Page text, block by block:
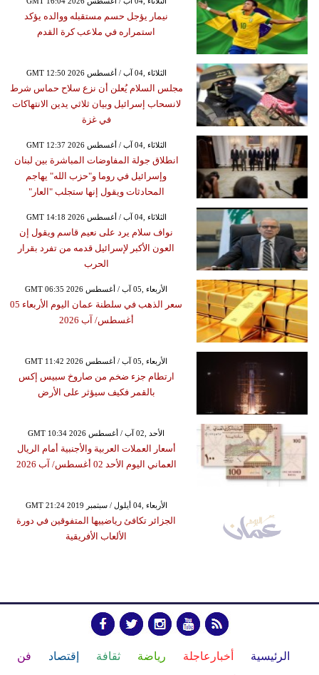
نيمار يؤجل حسم مستقبله ووالده يؤكد
استمراره في ملاعب كرة القدم
GMT 12:50 2026 الثلاثاء ,04 آب / أغسطس
مجلس السلام يُعلن أن نزع سلاح حماس شرط
لانسحاب إسرائيل وبيان ثلاثي يدين الانتهاكات
في غزة
GMT 12:37 2026 الثلاثاء ,04 آب / أغسطس
انطلاق جولة المفاوضات المباشرة بين لبنان
وإسرائيل في روما و"حزب الله" يهاجم
المحادثات ويقول إنها ستجلب "العار"
GMT 14:18 2026 الثلاثاء ,04 آب / أغسطس
نواف سلام يرد على نعيم قاسم ويقول إن
العون الأكبر لإسرائيل قدمه من تفرد بقرار
الحرب
GMT 06:35 2026 الأربعاء ,05 آب / أغسطس
سعر الذهب في سلطنة عمان اليوم الأربعاء 05
أغسطس/ آب 2026
GMT 11:42 2026 الأربعاء ,05 آب / أغسطس
ارتطام جزء ضخم من صاروخ سبيس إكس
بالقمر فكيف سيؤثر على الأرض
GMT 10:34 2026 الأحد ,02 آب / أغسطس
أسعار العملات العربية والأجنبية أمام الريال
العماني اليوم الأحد 02 أغسطس/ آب 2026
GMT 21:24 2019 الأربعاء ,04 أيلول / سبتمبر
الجزائر تكافئ رياضييها المتفوقين في دورة
الألعاب الأفريقية
الرئيسية أخبارعاجلة رياضة ثقافة إقتصاد فن